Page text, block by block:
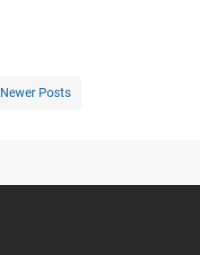
Newer Posts